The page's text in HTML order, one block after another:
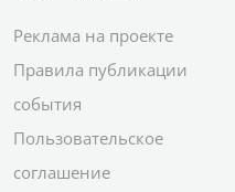
Реклама на проекте
Правила публикации
события
Пользовательское
соглашение